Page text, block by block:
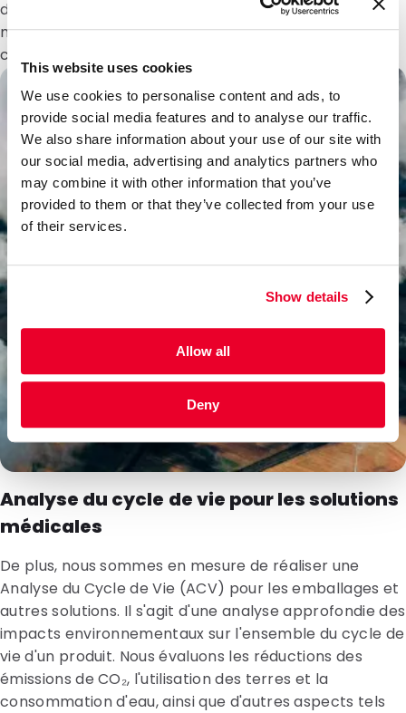
This website uses cookies
We use cookies to personalise content and ads, to
provide social media features and to analyse our traffic.
We also share information about your use of our site with
our social media, advertising and analytics partners who
may combine it with other information that you’ve
provided to them or that they’ve collected from your use
of their services.
Show details
Allow all
Deny
d'examiner de manière critique la composition des
matériaux utilisés dans les produits, sans
compromettre l'intégrité ni la qualité des emballages.
Analyse du cycle de vie pour les solutions
médicales
De plus, nous sommes en mesure de réaliser une
Analyse du Cycle de Vie (ACV) pour les emballages et
autres solutions. Il s'agit d'une analyse approfondie des
impacts environnementaux sur l'ensemble du cycle de
vie d'un produit. Nous évaluons les réductions des
émissions de CO₂, l'utilisation des terres et la
consommation d'eau, ainsi que d'autres aspects tels